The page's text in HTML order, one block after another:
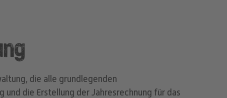
die alle grundlegenden
die Erstellung der Jahresrechnung für das